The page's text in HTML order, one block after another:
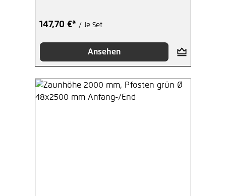
147,70 €* / Je Set
Ansehen